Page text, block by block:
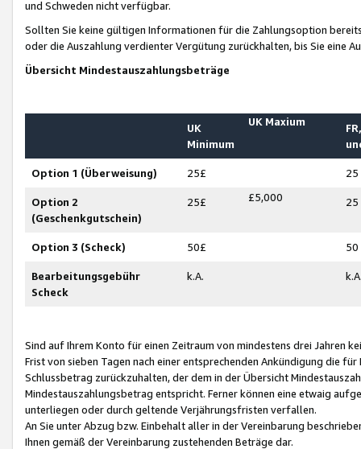
und Schweden nicht verfügbar.
Sollten Sie keine gültigen Informationen für die Zahlungsoption
oder die Auszahlung verdienter Vergütung zurückhalten, bis Sie
Übersicht Mindestauszahlungsbeträge
UK
Minimum
UK Maxium
Option 1 (Überweisung) 25£ 25
Option 2
(Geschenkgutschein)
25£ £5,000 25
Option 3 (Scheck) 50£ 50
Bearbeitungsgebühr
Scheck
k.A.
Sind auf Ihrem Konto für einen Zeitraum von mindestens drei Jahren
Frist von sieben Tagen nach einer entsprechenden Ankündigung die
Schlussbetrag zurückzuhalten, der dem in der Übersicht
Mindestauszahlungsbetrag entspricht. Ferner können eine etwaig
unterliegen oder durch geltende Verjährungsfristen verfallen.
An Sie unter Abzug bzw. Einbehalt aller in der Vereinbarung
Ihnen gemäß der Vereinbarung zustehenden Beträge dar.